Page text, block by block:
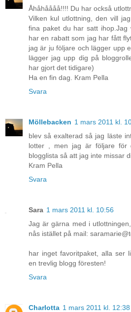
Åhåhåååå!!!! Du har också
Vilken kul utlottning, den vill
fina paket du har satt ihop.Jag
har en rabatt som jag har fått
jag är ju följare och lägger upp
lägger jag upp dig på
har gjort det tidigare)
Ha en fin dag. Kram Pella
Svara
Möllebacken 1 mars 2011 kl.
blev så exalterad så jag läste
lotter , men jag är följare för
blogglista så att jag inte missar
Kram Pella
Svara
Sara 1 mars 2011 kl. 10:56
Jag är gärna med i
nås istället på mail:
har inget favoritpaket, alla ser
en trevlig blogg föresten!
Svara
Charlotta 1 mars 2011 kl. 12:38